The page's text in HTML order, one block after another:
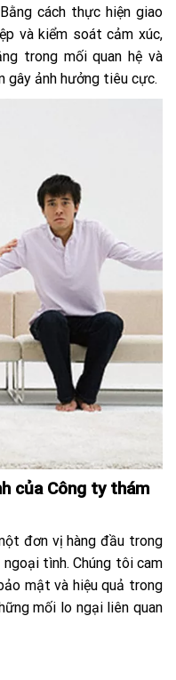
cách thực hiện giao
và kiểm soát cảm xúc,
trong mối quan hệ và
gây ảnh hưởng tiêu cực.
của Công ty thám
đơn vị hàng đầu trong
tình. Chúng tôi cam
mật và hiệu quả trong
mối lo ngại liên quan